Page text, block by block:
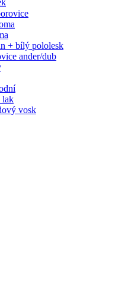
+ bílý pololesk
ander/dub
lak
vosk